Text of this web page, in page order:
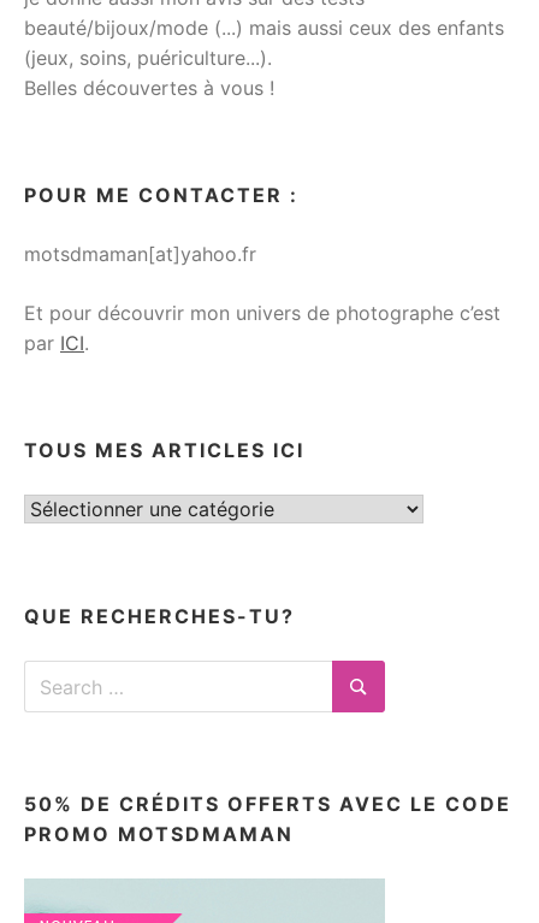
beauté/bijoux/mode (...) mais aussi ceux des enfants
(jeux, soins, puériculture...).
Belles découvertes à vous !
POUR ME CONTACTER :
motsdmaman[at]yahoo.fr
Et pour découvrir mon univers de photographe c’est
par ICI.
TOUS MES ARTICLES ICI
Tous
QUE RECHERCHES-TU?
Search
for:
Search
50% DE CRÉDITS OFFERTS AVEC LE CODE
PROMO MOTSDMAMAN